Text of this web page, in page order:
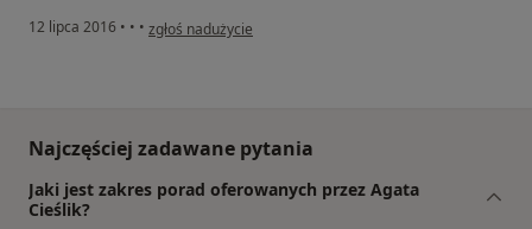
12 lipca 2016 • • • w opinii użytkownika Konto zostało usunięte
zgłoś nadużycie
Najczęściej zadawane pytania
Jaki jest zakres porad oferowanych przez Agata
Cieślik?